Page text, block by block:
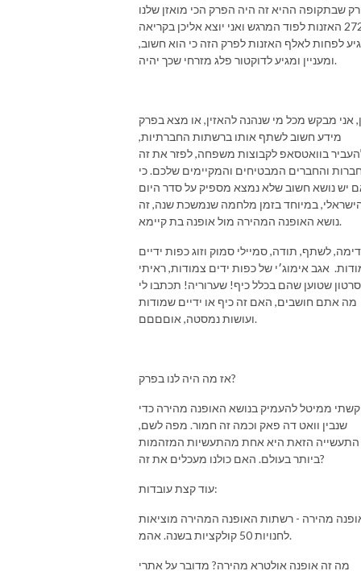
אלטרנטיבה - הפודקאסט של Up to Us - כאן - https://linktr.ee/Uptous.tlv
שבתקופה ההיא זה היה הפרק הכי מואזן שלנו
- 272 האזנות לפוד המרגש ואני יוצא אליכן בקריאה
לפחות לאלף האזנות לפרק הזה כי הוא חשוב,
ומעניין ומגיע לדוקטור פלג מזרחי שכך יהיה.
אני מבקש מכל מי שנהנה להאזין, או מצא בפרק
מידע חשוב לשתף אותו ברשתות החברתיות,
בוואטסאפ לקבוצות משפחה, לפזר את זה
והחברים המבטיחים והמקיימים שלכם. כי
יש נושא חשוב שלא נמצא מספיק על סדר היום
במיוחד בזמן מלחמה שנמשכת שנה, זה
נושא האופנה המהירה מול אופנה בת קיימא.
לשתף, תודה, סמיילי סמוק וזוג כפות ידיים
אגב אימוג׳י של כפות ידים צמודות, ראיתי
סרטון שטוען שהם בכלל כיף! שערוריה! תכתבו לי
מה אתם חושבים, האם זה כיף או ידיים שמודות
ועושות נמסטה, אוםםםם.
אז מה היה לנו בפרק?
ממיטל להעמיק בנושא האופנה מהירה כדי
שנבין וואט דה פאק וכמה זה חמור. מפה לשם,
התעשייה הזאת היא אחת מהתעשיות המזהמות
ביותר בעולם. האם כולנו מעכלים את זה?
עוד קצת עובדות:
מהירה - רשתות האופנה המהירה מוציאות
לחנויות 50 קולקציות בשנה. אהמ.
מה זה אופנה אולטרא מהירה? מדובר על אתרי